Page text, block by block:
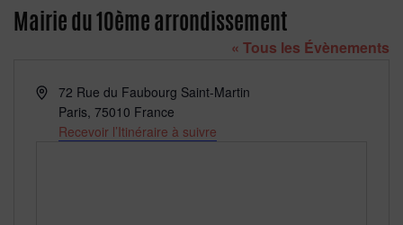
Mairie du 10ème arrondissement
« Tous les Évènements
Adresse72 Rue du Faubourg Saint-Martin
Paris, 75010 France
Recevoir l’Itinéraire à suivre